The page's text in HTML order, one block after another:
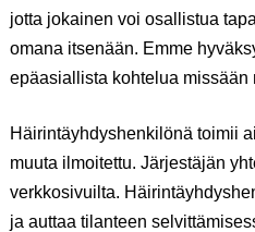
jotta jokainen voi osallistua
omana itsenään. Emme
epäasiallista kohtelua missään
Häirintäyhdyshenkilönä toimii
muuta ilmoitettu. Järjestäjän
verkkosivuilta.
ja auttaa tilanteen